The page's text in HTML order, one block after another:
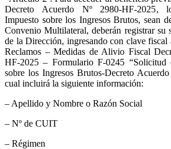
Decreto Acuerdo Nº 2980-HF-2025,
Impuesto sobre los Ingresos Brutos, sean
Convenio Multilateral, deberán registrar
de la Dirección, ingresando con clave
Reclamos – Medidas de Alivio Fiscal
HF-2025 – Formulario F-0245 “Solicitud
sobre los Ingresos Brutos-Decreto
cual incluirá la siguiente información:
– Apellido y Nombre o Razón Social
– Nº de CUIT
– Régimen